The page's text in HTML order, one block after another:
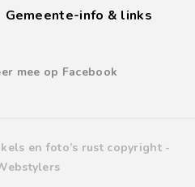
Gemeente-info & links
mee op Facebook
en foto’s rust copyright -